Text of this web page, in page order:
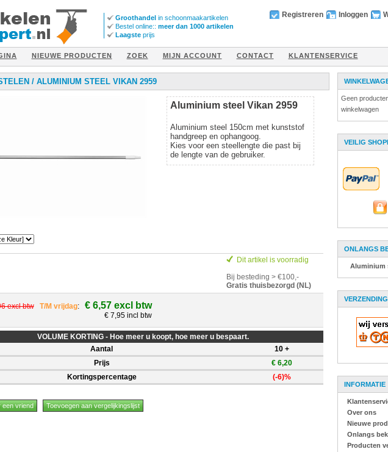
Groothandel in schoonmaakartikelen
Bestel online:: meer dan 1000 artikelen
Laagste prijs
Registreren Inloggen
NIEUWE PRODUCTEN ZOEK MIJN ACCOUNT CONTACT KLANTENSERVICE
/ ALUMINIUM STEEL VIKAN 2959
Aluminium steel Vikan 2959
Aluminium steel 150cm met kunststof
handgreep en ophangoog.
Kies voor een steellengte die past bij
de lengte van de gebruiker.
Dit artikel is voorradig
Bij besteding > €100,-
Gratis thuisbezorgd (NL)
excl btw T/M vrijdag: € 6,57 excl btw
€ 7,95 incl btw
VOLUME KORTING - Hoe meer u koopt, hoe meer u bespaart.
Aantal
Prijs
Kortingspercentage
10 +
€ 6,20
(-6)%
Geen
winkelwagen
VEILIG
ONLANGS
Aluminium
VERZENDING
INFORMATIE
Over ons
Nieuwe
Onlangs
Producten